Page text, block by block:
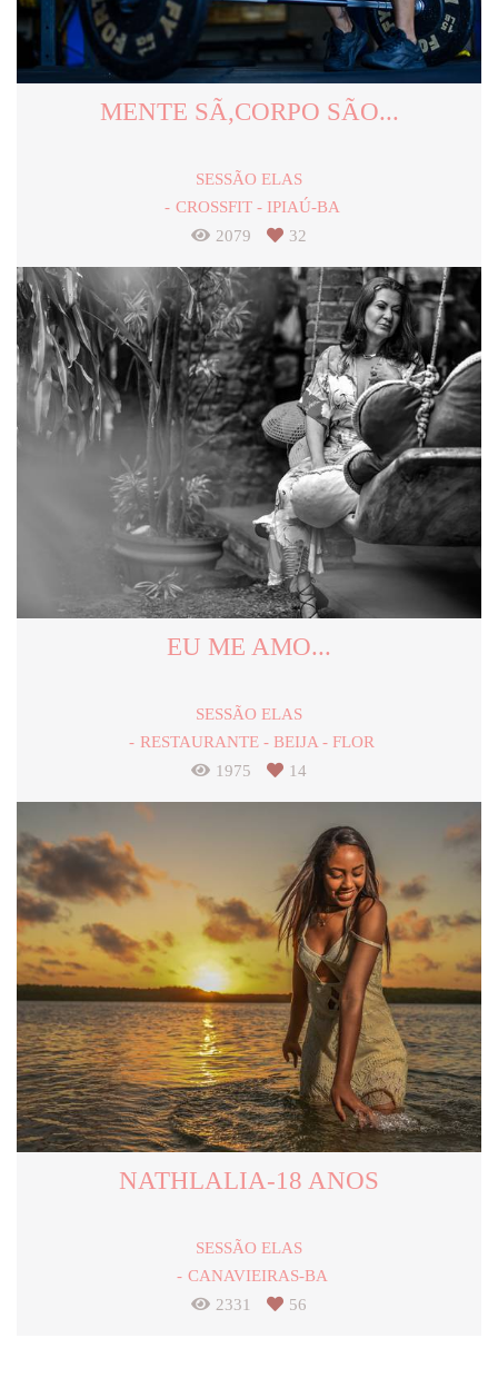
MENTE SÃ,CORPO SÃO...
SESSÃO ELAS
CROSSFIT - IPIAÚ-BA
2079
32
EU ME AMO...
SESSÃO ELAS
RESTAURANTE - BEIJA - FLOR
1975
14
NATHLALIA-18 ANOS
SESSÃO ELAS
CANAVIEIRAS-BA
2331
56